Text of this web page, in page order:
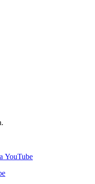
YouTube